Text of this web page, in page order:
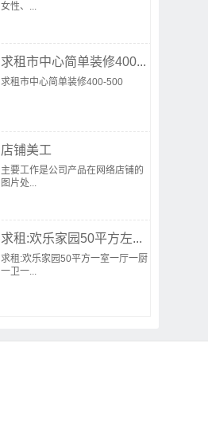
女性、...
求租市中心简单装修400...
求租市中心简单装修400-500
店铺美工
主要工作是公司产品在网络店铺的
图片处...
求租:欢乐家园50平方左...
求租:欢乐家园50平方一室一厅一厨
一卫一...